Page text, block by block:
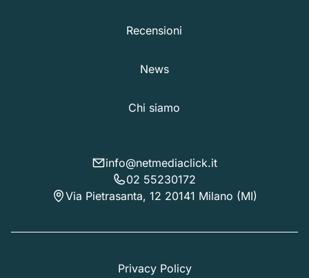
Recensioni
News
Chi siamo
info@netmediaclick.it
02 55230172
Via Pietrasanta, 12 20141 Milano (MI)
Privacy Policy